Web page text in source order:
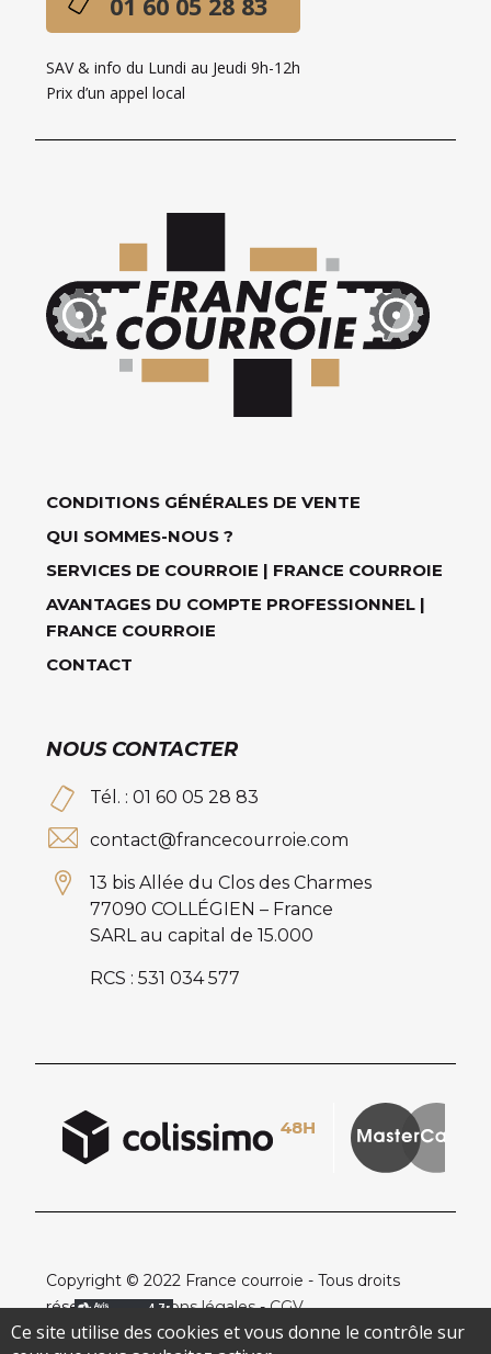
01 60 05 28 83
SAV & info du Lundi au Jeudi 9h-12h
Prix d’un appel local
CONDITIONS GÉNÉRALES DE VENTE
QUI SOMMES-NOUS ?
SERVICES DE COURROIE | FRANCE COURROIE
AVANTAGES DU COMPTE PROFESSIONNEL |
FRANCE COURROIE
CONTACT
NOUS CONTACTER
Tél. : 01 60 05 28 83
contact@francecourroie.com
13 bis Allée du Clos des Charmes
77090 COLLÉGIEN – France
SARL au capital de 15.000
RCS : 531 034 577
Copyright © 2022 France courroie - Tous droits
réservés -
Mentions légales-CGV
Ce site utilise des cookies et vous donne le contrôle sur